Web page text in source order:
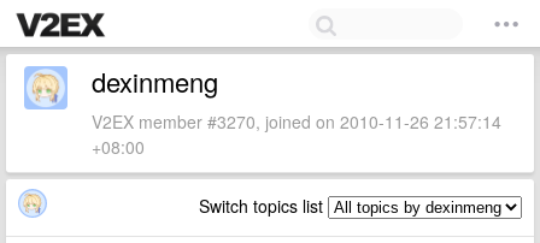
dexinmeng
V2EX member #3270, joined on 2010-11-26 21:57:14
+08:00
Switch topics list